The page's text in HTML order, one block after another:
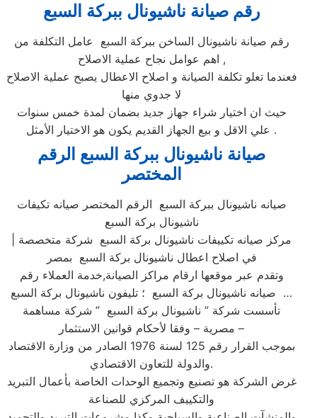
رقم صيانة ناشيونال ببركة السبع
رقم صيانة ناشيونال الساخن ببركة السبع عامل التكلفة من
اهم عوامل نجاح عملية الاصلاح ,
فعندما تعلو تكلفة الصيانة و اصلاح الاعطال يصبح عملية الاصلاح
لا جدوي منها
حيث ان اختيار شراء جهاز جديد بضمان لمدة خمس سنوات
علي الاقل و بيع الجهاز القديم يكون هو الاختيار الأمثل .
صيانة ناشيونال ببركة السبع الرقم
المختصر
صيانه ناشيونال ببركة السبع الرقم المختصر صيانه تكيفات
ناشيونال بركة السبع
في اصلاح اعطال ناشيونال بركة السبع بمصر
وتقدم عبر موقعها ارقام مراكز الصيانة,خدمة العملاء رقم
صيانه ناشيونال بركة السبع ؛ تليفون ناشيونال بركة السبع …
تأسست شركة ” ناشيونال بركة السبع ” شركة مساهمة
مصرية – وفقا لأحكام قوانين الاستثمار –
بموجب القرار رقم 125 لسنة 1976 الصادر من وزارة الاقتصاد
والدولة للتعاون الاقتصادي.
غرض الشركة هو تصنيع وتجميع الوحدات الخاصة بأعمال التبريد
والتكييف المركزي للصناعة